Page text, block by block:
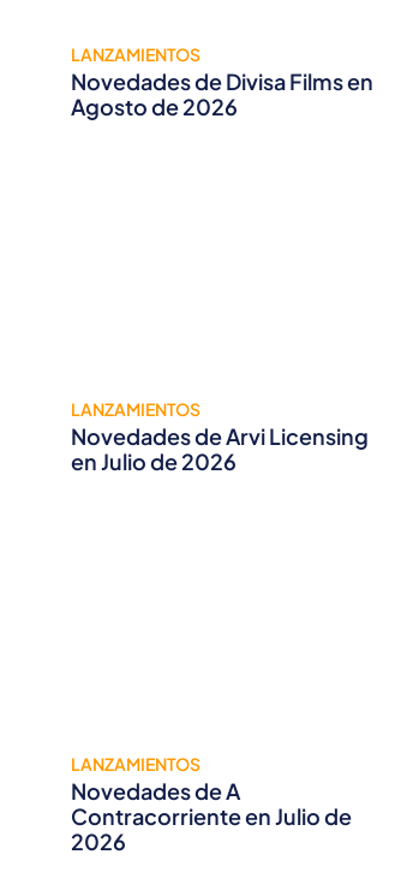
LANZAMIENTOS
Novedades de Divisa Films en
Agosto de 2026
LANZAMIENTOS
Novedades de Arvi Licensing
en Julio de 2026
LANZAMIENTOS
Novedades de A
Contracorriente en Julio de
2026